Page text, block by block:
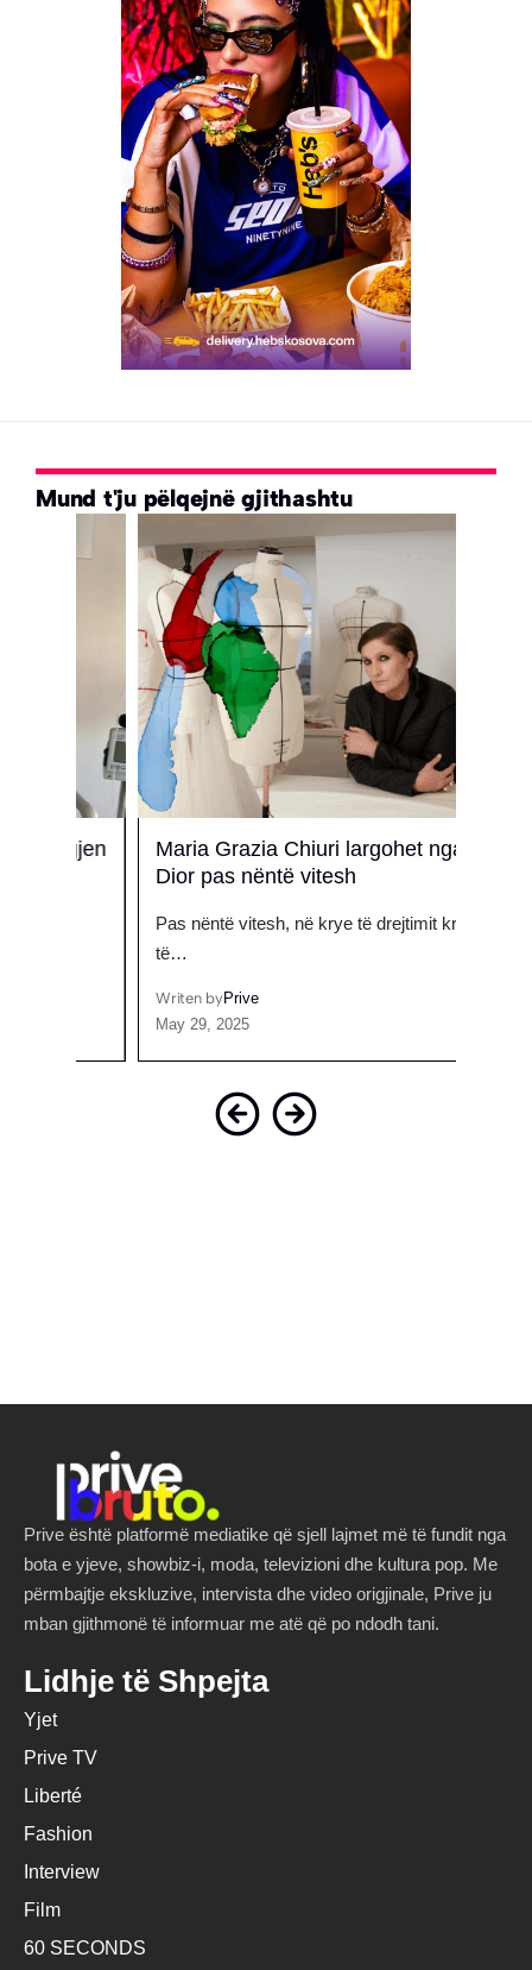
Mund t'ju pëlqejnë gjithashtu
Maria Grazia Chiuri largohet nga
Dior pas nëntë vitesh
Pas nëntë vitesh, në krye të drejtimit kreativ
Writen byPrive
May 29, 2025
Prive është platformë mediatike që sjell lajmet më të fundit nga
bota e yjeve, showbiz-i, moda, televizioni dhe kultura pop. Me
përmbajtje ekskluzive, intervista dhe video origjinale, Prive ju
mban gjithmonë të informuar me atë që po ndodh tani.
Lidhje të Shpejta
Yjet
Prive TV
Liberté
Fashion
Interview
Film
60 SECONDS